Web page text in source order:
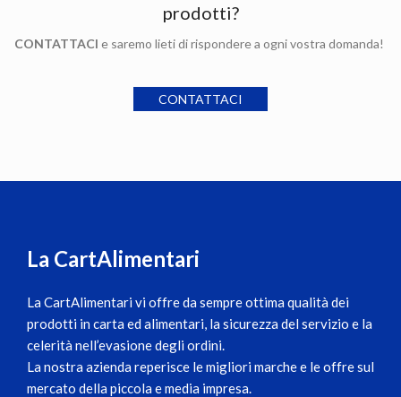
prodotti?
CONTATTACI e saremo lieti di rispondere a ogni vostra domanda!
CONTATTACI
La CartAlimentari
La CartAlimentari vi offre da sempre ottima qualità dei
prodotti in carta ed alimentari, la sicurezza del servizio e la
celerità nell’evasione degli ordini.
La nostra azienda reperisce le migliori marche e le offre sul
mercato della piccola e media impresa.